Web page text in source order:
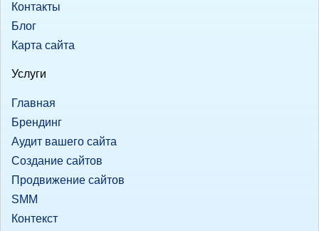
Контакты
Блог
Карта сайта
Услуги
Главная
Брендинг
Аудит вашего сайта
Создание сайтов
Продвижение сайтов
SMM
Контекст